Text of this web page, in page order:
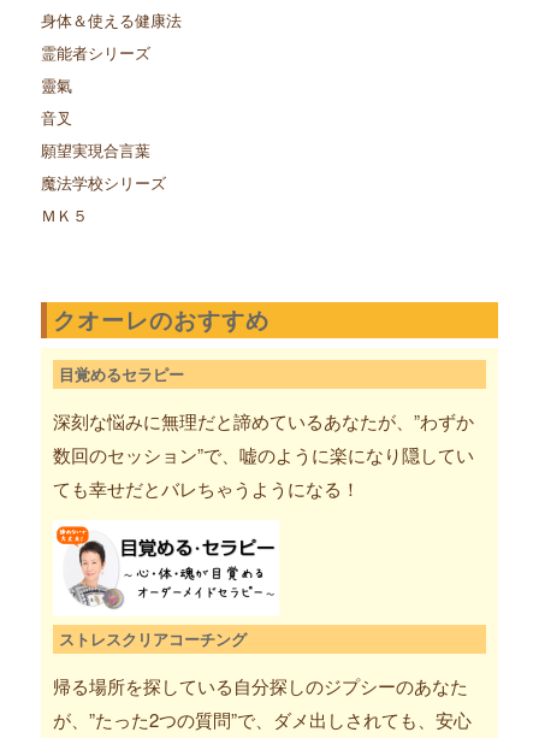
身体＆使える健康法
霊能者シリーズ
靈氣
音叉
願望実現合言葉
魔法学校シリーズ
ＭＫ５
クオーレのおすすめ
目覚めるセラピー
深刻な悩みに無理だと諦めているあなたが、”わずか
数回のセッション”で、嘘のように楽になり隠してい
ても幸せだとバレちゃうようになる！
ストレスクリアコーチング
帰る場所を探している自分探しのジプシーのあなた
が、”たった2つの質問”で、ダメ出しされても、安心